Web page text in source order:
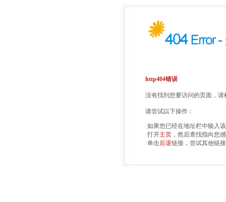
http404错误
没有找到您要访问的页面，
请尝试以下操作：
·如果您已经在地址栏中输入
·打开主页 ，然后查找指向您
·单击后退链接，尝试其他链